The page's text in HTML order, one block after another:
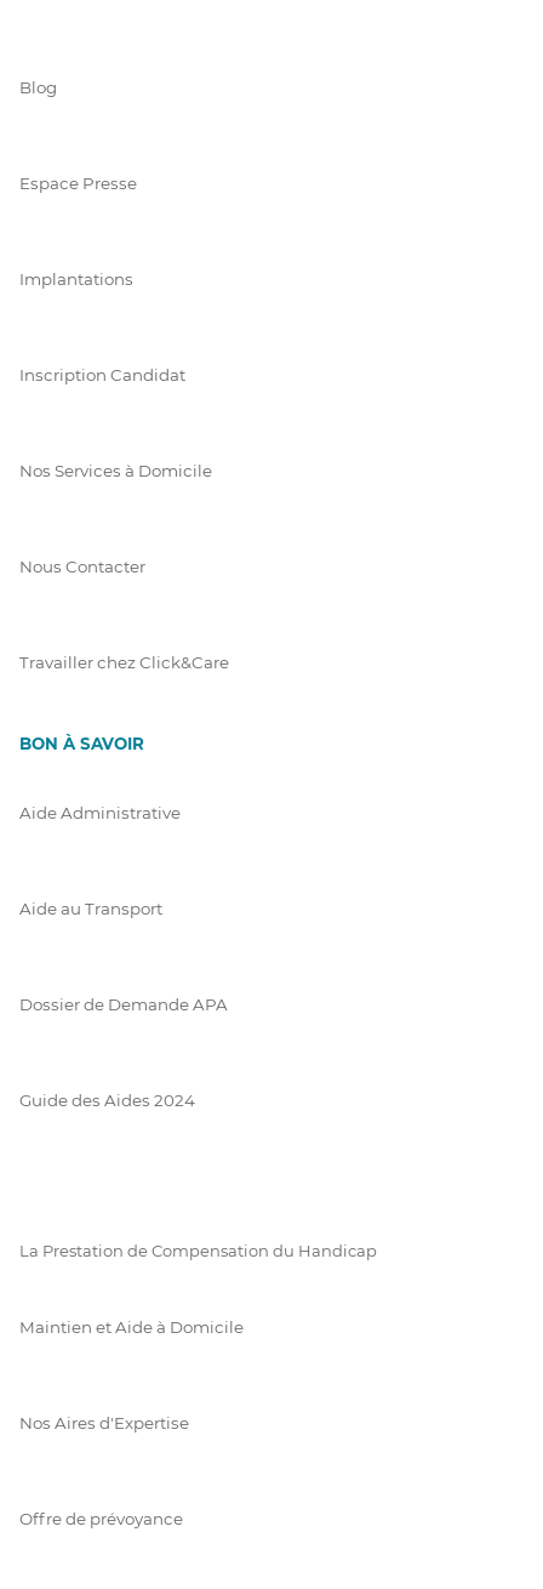
Blog
Espace Presse
Implantations
Inscription Candidat
Nos Services à Domicile
Nous Contacter
Travailler chez Click&Care
BON À SAVOIR
Aide Administrative
Aide au Transport
Dossier de Demande APA
Guide des Aides 2024
La Prestation de Compensation du Handicap
Maintien et Aide à Domicile
Nos Aires d'Expertise
Offre de prévoyance